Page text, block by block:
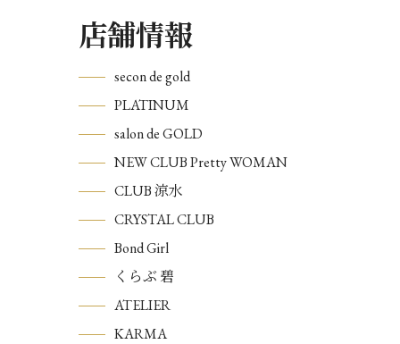
店舗情報
secon de gold
PLATINUM
salon de GOLD
NEW CLUB Pretty WOMAN
CLUB 涼水
CRYSTAL CLUB
Bond Girl
くらぶ 碧
ATELIER
KARMA